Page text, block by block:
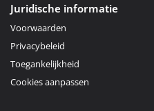
Juridische informatie
Voorwaarden
Privacybeleid
Toegankelijkheid
Cookies aanpassen